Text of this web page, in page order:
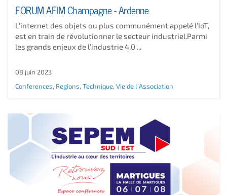
FORUM AFIM Champagne - Ardenne
L’internet des objets ou plus communément appelé l’IoT,
est en train de révolutionner le secteur industriel.Parmi
les grands enjeux de l’industrie 4.0 ...
08 juin 2023
Conferences, Regions, Technique, Vie de l'Association